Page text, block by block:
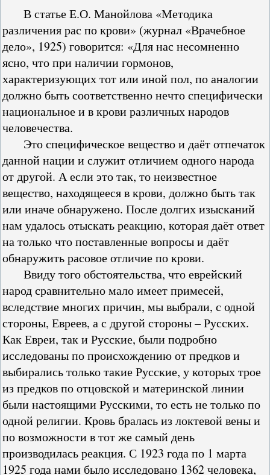
В статье Е.О. Манойлова «Методика
различения рас по крови» (журнал «Врачебное
дело», 1925) говорится: «Для нас несомненно
ясно, что при наличии гормонов,
характеризующих тот или иной пол, по аналогии
должно быть соответственно нечто специфически
национальное и в крови различных народов
человечества.
Это специфическое вещество и даёт отпечаток
данной нации и служит отличием одного народа
от другой. А если это так, то неизвестное
вещество, находящееся в крови, должно быть так
или иначе обнаружено. После долгих изысканий
нам удалось отыскать реакцию, которая даёт ответ
на только что поставленные вопросы и даёт
обнаружить расовое отличие по крови.
Ввиду того обстоятельства, что еврейский
народ сравнительно мало имеет примесей,
вследствие многих причин, мы выбрали, с одной
стороны, Евреев, а с другой стороны – Русских.
Как Евреи, так и Русские, были подробно
исследованы по происхождению от предков и
выбирались только такие Русские, у которых трое
из предков по отцовской и материнской линии
были настоящими Русскими, то есть не только по
одной религии. Кровь бралась из локтевой вены и
по возможности в тот же самый день
производилась реакция. С 1923 года по 1 марта
1925 года нами было исследовано 1362 человека,